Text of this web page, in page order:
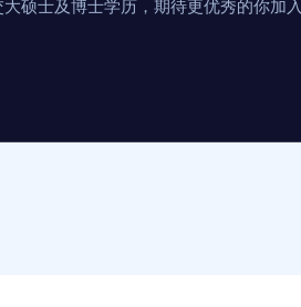
硕士及博士学历，期待更优秀的你加入